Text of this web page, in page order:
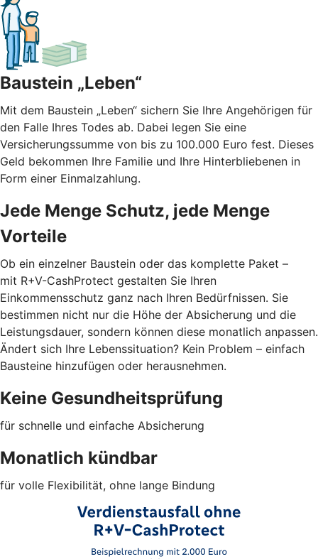
Baustein „Leben“
Mit dem Baustein „Leben“ sichern Sie Ihre Angehörigen für
den Falle Ihres Todes ab. Dabei legen Sie eine
Versicherungssumme von bis zu 100.000 Euro fest. Dieses
Geld bekommen Ihre Familie und Ihre Hinterbliebenen in
Form einer Einmalzahlung.
Jede Menge Schutz, jede Menge
Vorteile
Ob ein einzelner Baustein oder das komplette Paket –
mit R+V-CashProtect gestalten Sie Ihren
Einkommensschutz ganz nach Ihren Bedürfnissen. Sie
bestimmen nicht nur die Höhe der Absicherung und die
Leistungsdauer, sondern können diese monatlich anpassen.
Ändert sich Ihre Lebenssituation? Kein Problem – einfach
Bausteine hinzufügen oder herausnehmen.
Keine Gesundheitsprüfung
für schnelle und einfache Absicherung
Monatlich kündbar
für volle Flexibilität, ohne lange Bindung